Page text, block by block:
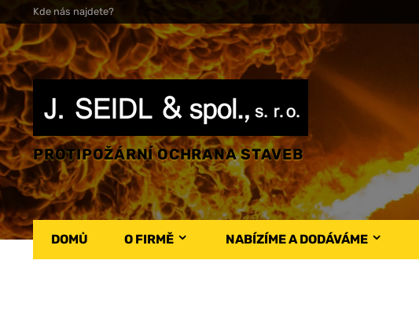
Kde nás najdete?
PROTIPOŽÁRNÍ OCHRANA STAVEB
DOMŮ O FIRMĚ NABÍZÍME A DODÁVÁME